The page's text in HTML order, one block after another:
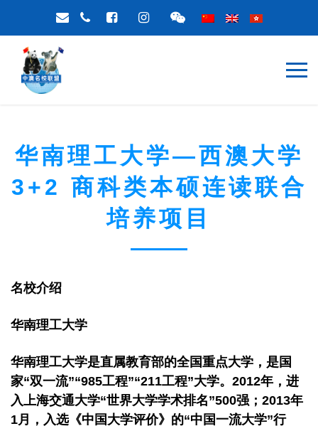
华南理工大学—西澳大学
3+2 商科类本硕连读联合
培养项目
名校介绍
华南理工大学
华南理工大学是直属教育部的全国重点大学，是国
家“双一流”“985工程”“211工程”大学。2012年，进
入上海交通大学“世界大学学术排名”500强；2013年
1月，入选《中国大学评价》的“中国一流大学”行